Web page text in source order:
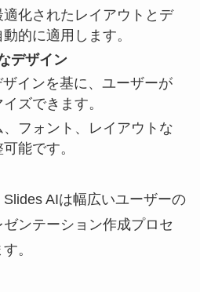
化されたレイアウトとデ
的に適用します。
デザイン
インを基に、ユーザーが
ズできます。
フォント、レイアウトな
能です。
AIは幅広いユーザーの
ンテーション作成プロセ
。